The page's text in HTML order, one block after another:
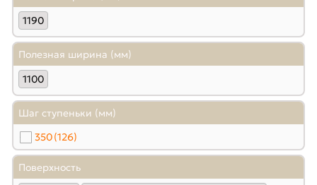
1190
Полезная ширина (мм)
1100
Шаг ступеньки (мм)
350(126)
Поверхность